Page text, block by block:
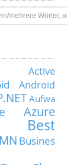
Active
Android
Aufwa
Azure
Best
Busines